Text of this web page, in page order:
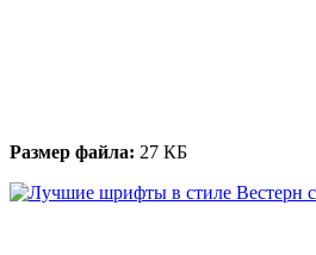
Размер файла: 27 КБ